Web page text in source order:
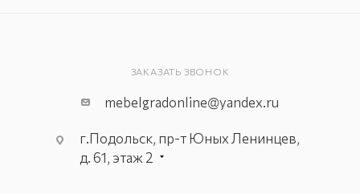
ЗАКАЗАТЬ ЗВОНОК
mebelgradonline@yandex.ru
г.Подольск, пр-т Юных Ленинцев,
д. 61, этаж 2